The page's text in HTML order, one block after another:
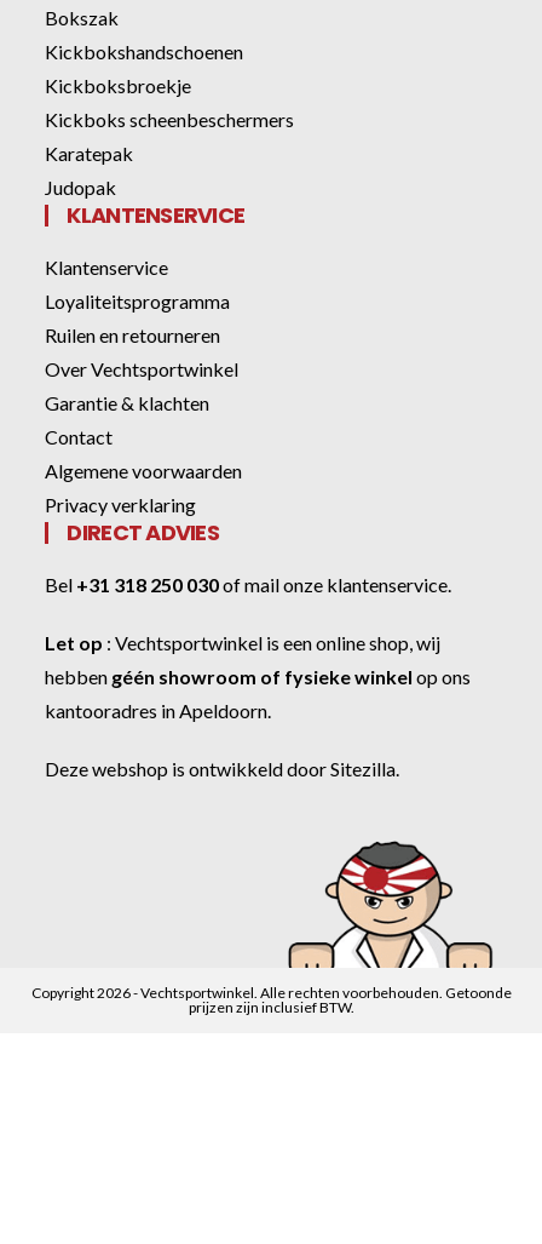
Bokszak
Kickbokshandschoenen
Kickboksbroekje
Kickboks scheenbeschermers
Karatepak
Judopak
KLANTENSERVICE
Klantenservice
Loyaliteitsprogramma
Ruilen en retourneren
Over Vechtsportwinkel
Garantie & klachten
Contact
Algemene voorwaarden
Privacy verklaring
DIRECT ADVIES
Bel +31 318 250 030ofmail onze klantenservice
Let op :Vechtsportwinkel is een online shop, wij
hebben géén showroom of fysieke winkel op ons
kantooradres in Apeldoorn.
Deze webshop is ontwikkeld doorSitezilla
Copyright 2026 - Vechtsportwinkel. Alle rechten voorbehouden. Getoonde
prijzen zijn inclusief BTW.